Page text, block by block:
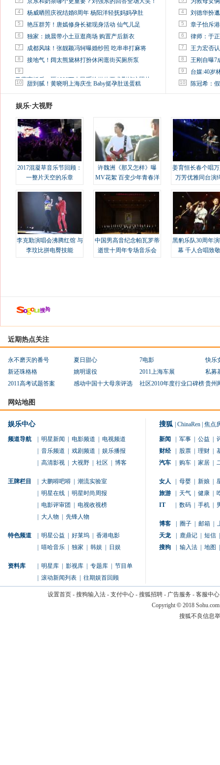
4 杨威晒照庆祝结婚8周年 杨阳洋轻抚妈妈孕肚
5 艳压群芳！唐嫣修身长裙现身活动 仙气儿足
6 独家：姚晨带小土豆逛商场 购置产后新衣
7 成都风味！张靓颖冯轲曝婚纱照 吃串串打麻将
8 接地气！阔太熊黛林打扮休闲逛街买厕所泵
9
马蓉离婚后，砸1000万人民币给媒体要求删掉这照片
10 甜到腻！黄晓明上海庆生 Baby挺孕肚送蛋糕
4 刘德华扮
5 章子怡斥
6 律师：于
7 王力宏否
8 王刚自曝7
9 台媒:40岁
10 陈冠希：
娱乐·大视野
2017混凝草音乐节回顾：
一整片天空的乐章
许魏洲《那又怎样》曝
MV花絮 百变少年青春洋
姜育恒长春个唱
万芳优雅同台演
李克勤演唱会沸腾红馆 与
李玟比拼电臀技能
中国男高音纪念帕瓦罗蒂
逝世十周年专场音乐会
黑豹乐队30周年
幕 千人合唱致
近期热点关注
永不磨灭的番号 夏日甜心 7电影
快乐
新还珠格格
姚明退役 2011上海车展
私募
2011高考试题答案
感动中国十大母亲评选 社区2010年度行业口碑榜贵州
网站地图
娱乐中心
频道导航 明星新闻 电影频道
电视频道
音乐频道 戏剧频道
娱乐播报
高清影视 大视野 社区 博客
王牌栏目 大鹏嘚吧嘚
潮流实验室
明星在线
明星时尚周报
电影评审团
电视收视榜
大人物 先锋人物
特色频道 明星公益 好莱坞
香港电影
嘻哈音乐 独家 韩娱 日娱
资料库 明星库 影视库 专题库
节目单
滚动新闻列表 往期娱首回顾
搜狐 ChinaRen 焦点
新闻 军事 公益
财经
股票 理财
汽车
购车 家居
女人 母婴 新娘
旅游
天气 健康
IT
数码 手机
博客 圈子 邮箱
天龙
鹿鼎记 短信
搜狗
输入法 地图
设置首页- 搜狗输入法- 支付中心- 搜狐招聘- 广告服务 - 客服中心
Copyright © 2018
搜狐不良信息